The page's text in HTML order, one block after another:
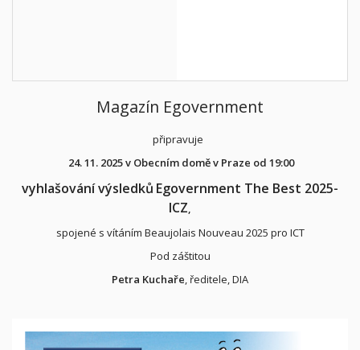
Magazín Egovernment
připravuje
24. 11. 2025 v Obecním domě v Praze od 19:00
vyhlašování výsledků Egovernment The Best 2025-
ICZ
spojené s vítáním Beaujolais Nouveau 2025 pro ICT
Pod záštitou
Petra Kuchaře , ředitele, DIA